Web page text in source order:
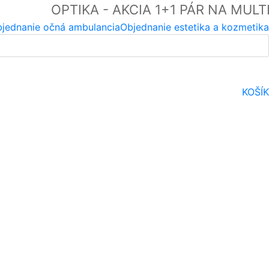
OPTIKA - AKCIA 1+1 PÁR NA
Objednanie estetika a kozmetika
očná ambulancia
KOŠÍK